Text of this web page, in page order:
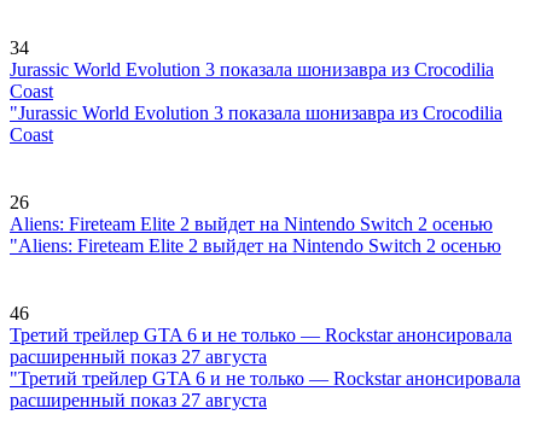
34
Jurassic World Evolution 3 показала шонизавра из Crocodilia
Coast
"Jurassic World Evolution 3 показала шонизавра из Crocodilia
Coast
26
Aliens: Fireteam Elite 2 выйдет на Nintendo Switch 2 осенью
"Aliens: Fireteam Elite 2 выйдет на Nintendo Switch 2 осенью
46
Третий трейлер GTA 6 и не только — Rockstar анонсировала
расширенный показ 27 августа
"Третий трейлер GTA 6 и не только — Rockstar анонсировала
расширенный показ 27 августа